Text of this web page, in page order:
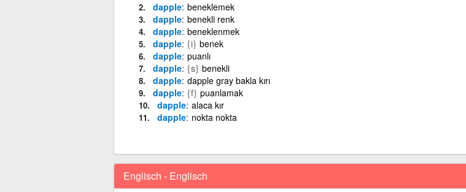
dapple beneklemek
dapple benekli renk
dapple beneklenmek
dapple {i} benek
dapple puanlı
dapple {s} benekli
dapple dapple gray bakla kırı
dapple {f} puanlamak
dapple alaca kır
dapple nokta nokta
Englisch - Englisch